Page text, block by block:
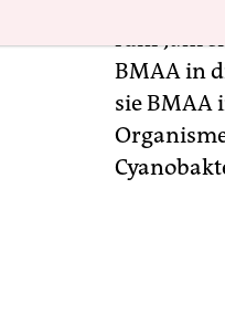
fünf
BMAA in
sie BMAA